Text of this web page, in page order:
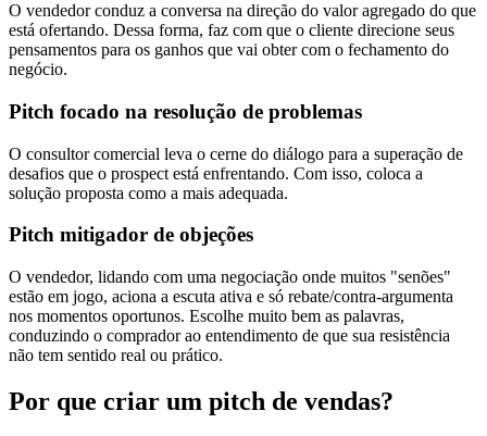
O vendedor conduz a conversa na direção do valor agregado do que
está ofertando. Dessa forma, faz com que o cliente direcione seus
pensamentos para os ganhos que vai obter com o fechamento do
negócio.
Pitch focado na resolução de problemas
O consultor comercial leva o cerne do diálogo para a superação de
desafios que o prospect está enfrentando. Com isso, coloca a
solução proposta como a mais adequada.
Pitch mitigador de objeções
O vendedor, lidando com uma negociação onde muitos "senões"
estão em jogo, aciona a escuta ativa e só rebate/contra-argumenta
nos momentos oportunos. Escolhe muito bem as palavras,
conduzindo o comprador ao entendimento de que sua resistência
não tem sentido real ou prático.
Por que criar um pitch de vendas?